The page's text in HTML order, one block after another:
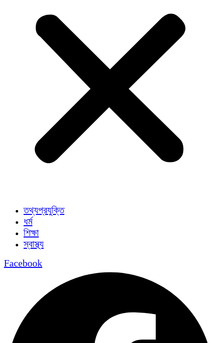
তথ্যপ্রযুক্তি
ধর্ম
শিক্ষা
স্বাস্থ্য
Facebook